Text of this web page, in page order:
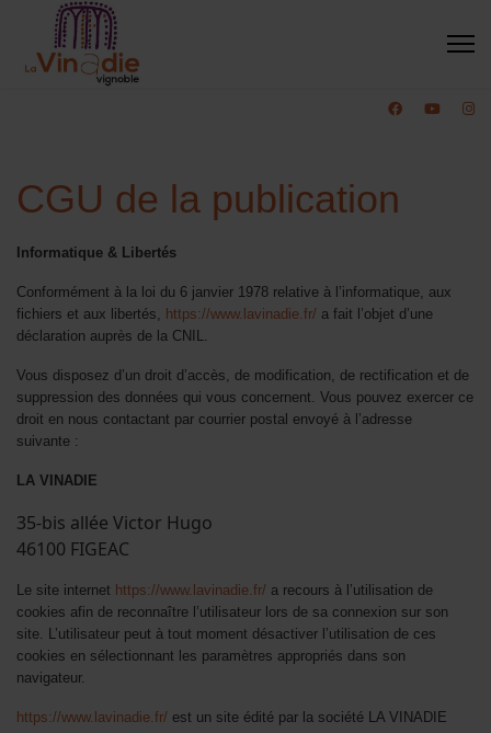
CGU de la publication
Informatique & Libertés
Conformément à la loi du 6 janvier 1978 relative à l’informatique, aux
fichiers et aux libertés, https://www.lavinadie.fr/ a fait l’objet d’une
déclaration auprès de la CNIL.
Vous disposez d’un droit d’accès, de modification, de rectification et de
suppression des données qui vous concernent. Vous pouvez exercer ce
droit en nous contactant par courrier postal envoyé à l’adresse
suivante :
Отримання короткострокової фінансової допомоги в інтернеті стало
коштами, а за потреби можете скористатися функцією пролонгації
обробки заявки інтелектуальною системою триває лічені хвилини,
українського банку без застави та поручителів. Наш портал
який пропонує прозорі умови співпраці та гарантує повну безпеку
LA VINADIE
35-bis allée Victor Hugo
46100 FIGEAC
Le site internet https://www.lavinadie.fr/ a recours à l’utilisation de
cookies afin de reconnaître l’utilisateur lors de sa connexion sur son
site. L’utilisateur peut à tout moment désactiver l’utilisation de ces
cookies en sélectionnant les paramètres appropriés dans son
navigateur.
https://www.lavinadie.fr/ est un site édité par la société LA VINADIE